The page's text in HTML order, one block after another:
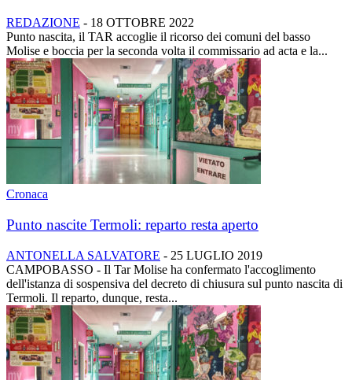
REDAZIONE - 18 OTTOBRE 2022
Punto nascita, il TAR accoglie il ricorso dei comuni del basso
Molise e boccia per la seconda volta il commissario ad acta e la...
Cronaca
Punto nascite Termoli: reparto resta aperto
ANTONELLA SALVATORE - 25 LUGLIO 2019
CAMPOBASSO - Il Tar Molise ha confermato l'accoglimento
dell'istanza di sospensiva del decreto di chiusura sul punto nascita di
Termoli. Il reparto, dunque, resta...